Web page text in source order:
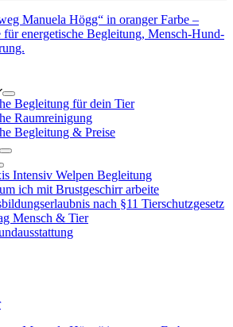
Begleitung für dein Tier
Raumreinigung
Begleitung & Preise
Intensiv Welpen Begleitung
ich mit Brustgeschirr arbeite
nach §11 Tierschutzgesetz
Mensch & Tier